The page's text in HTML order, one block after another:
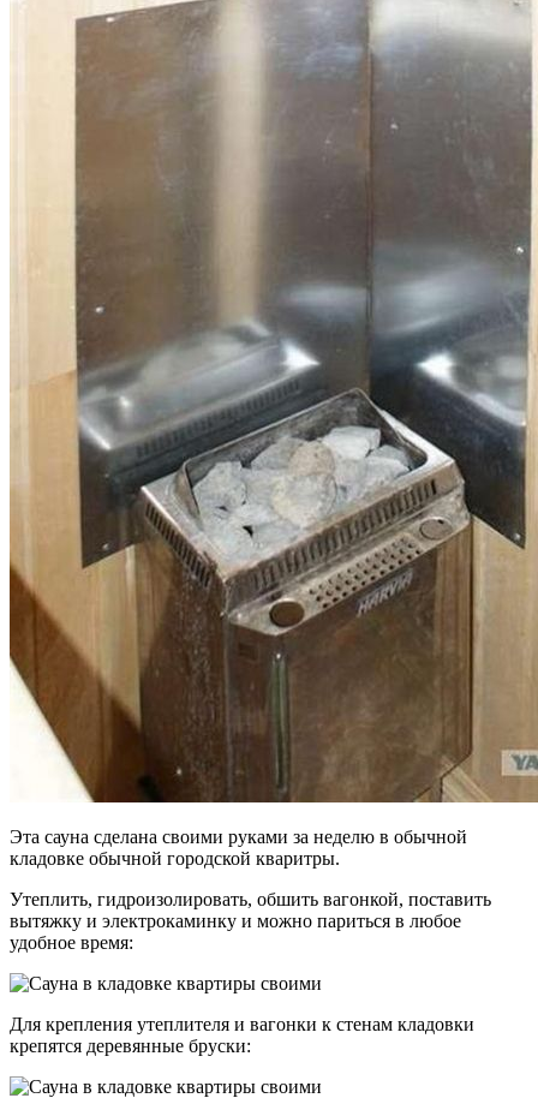
Эта сауна сделана своими руками за неделю в обычной
кладовке обычной городской кваритры.
Утеплить, гидроизолировать, обшить вагонкой, поставить
вытяжку и электрокаминку и можно париться в любое
удобное время:
Для крепления утеплителя и вагонки к стенам кладовки
крепятся деревянные бруски: